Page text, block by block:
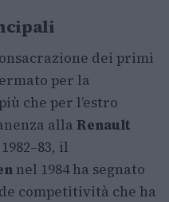
dei primi
per la
che per l’estro
alla Renault
il
nel 1984 ha segnato
competitività che ha